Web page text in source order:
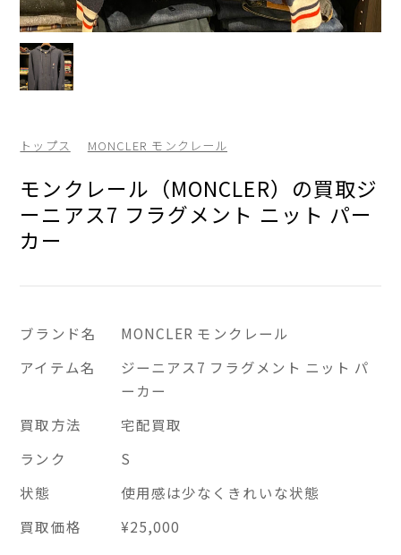
トップス MONCLER モンクレール
モンクレール（MONCLER）の買取ジ
ーニアス7 フラグメント ニット パー
カー
ブランド名
MONCLER モンクレール
アイテム名
ジーニアス7 フラグメント ニット パ
ーカー
買取方法
宅配買取
ランク
S
状態
使用感は少なくきれいな状態
買取価格
¥25,000